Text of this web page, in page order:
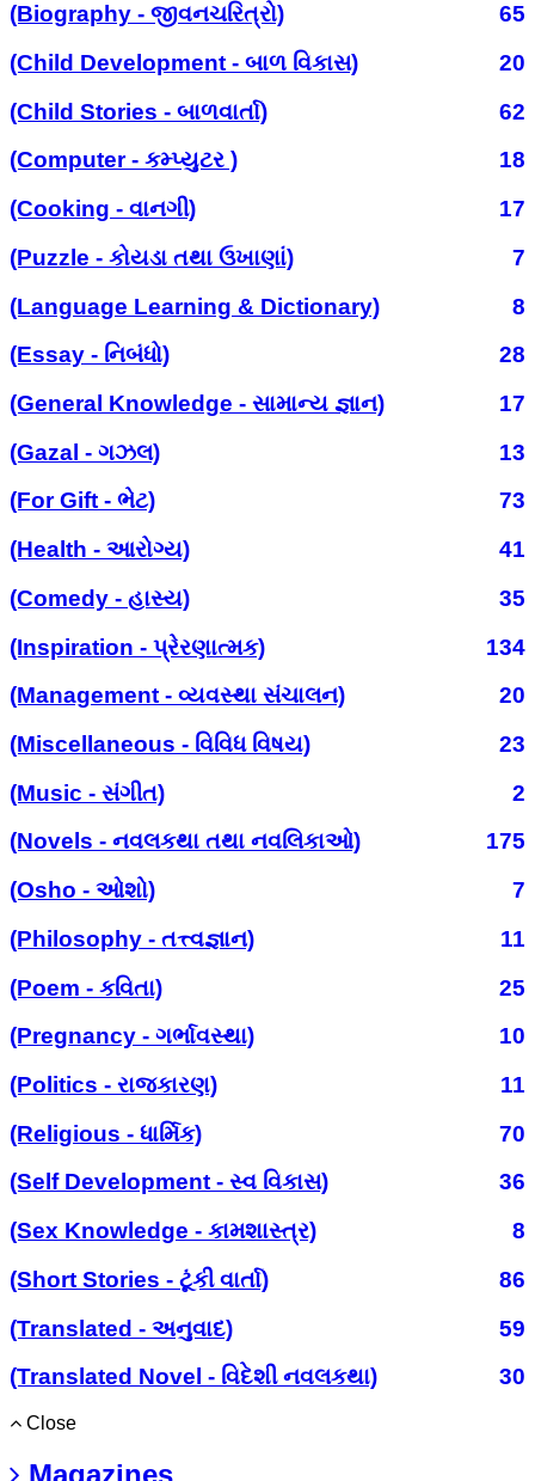
(Biography - જીવનચરિત્રો)
65
(Child Development - બાળ વિકાસ)
20
(Child Stories - બાળવાર્તા)
62
(Computer - કમ્પ્યુટર )
18
(Cooking - વાનગી)
17
(Puzzle - કોયડા તથા ઉખાણાં)
7
(Language Learning & Dictionary)
8
(Essay - નિબંધો)
28
(General Knowledge - સામાન્ય જ્ઞાન)
17
(Gazal - ગઝલ)
13
(For Gift - ભેટ)
73
(Health - આરોગ્ય)
41
(Comedy - હાસ્ય)
35
(Inspiration - પ્રેરણાત્મક)
134
(Management - વ્યવસ્થા સંચાલન)
20
(Miscellaneous - વિવિધ વિષય)
23
(Music - સંગીત)
2
(Novels - નવલકથા તથા નવલિકાઓ)
175
(Osho - ઓશો)
7
(Philosophy - તત્ત્વજ્ઞાન)
11
(Poem - કવિતા)
25
(Pregnancy - ગર્ભાવસ્થા)
10
(Politics - રાજકારણ)
11
(Religious - ધાર્મિક)
70
(Self Development - સ્વ વિકાસ)
36
(Sex Knowledge - કામશાસ્ત્ર)
8
(Short Stories - ટૂંકી વાર્તા)
86
(Translated - અનુવાદ)
59
(Translated Novel - વિદેશી નવલકથા)
30
Close
Magazines